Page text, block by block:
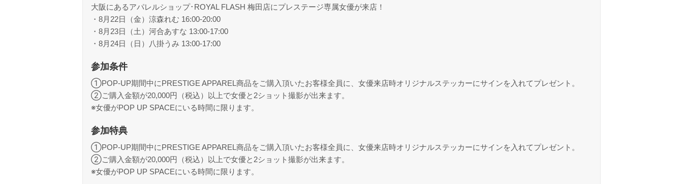
大阪にあるアパレルショップ･ROYAL FLASH 梅田店にプレステージ専属女優が来店！
・8月22日（金）涼森れむ 16:00-20:00
・8月23日（土）河合あすな 13:00-17:00
・8月24日（日）八掛うみ 13:00-17:00
参加条件
①POP-UP期間中にPRESTIGE APPAREL商品をご購入頂いたお客様全員に、女優来店時オリジナルステッカーにサインを入れてプレゼント。
②ご購入金額が20,000円（税込）以上で女優と2ショット撮影が出来ます。
※女優がPOP UP SPACEにいる時間に限ります。
参加特典
①POP-UP期間中にPRESTIGE APPAREL商品をご購入頂いたお客様全員に、女優来店時オリジナルステッカーにサインを入れてプレゼント。
②ご購入金額が20,000円（税込）以上で女優と2ショット撮影が出来ます。
※女優がPOP UP SPACEにいる時間に限ります。